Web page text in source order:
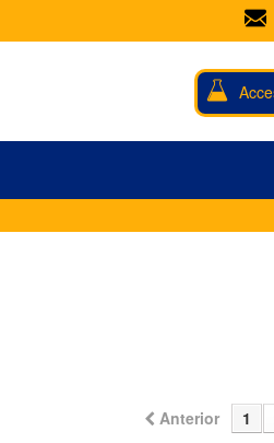
Anterior 1